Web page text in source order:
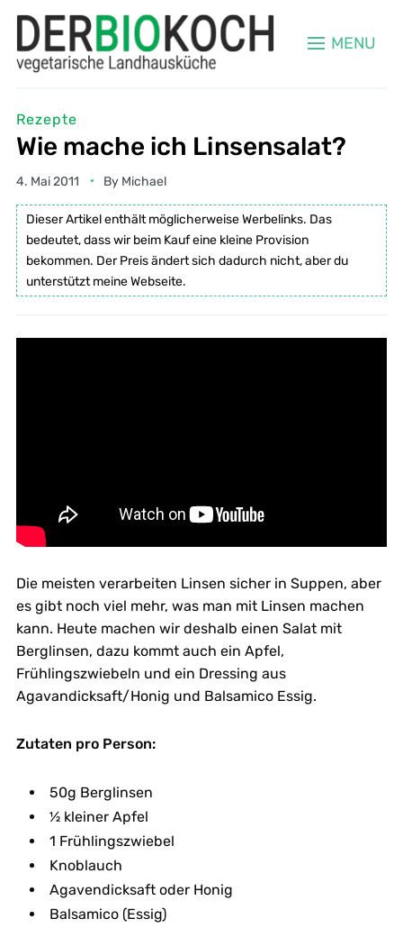
MENU
Rezepte
Wie mache ich Linsensalat?
4. Mai 2011 By Michael
Dieser Artikel enthält möglicherweise Werbelinks. Das
bedeutet, dass wir beim Kauf eine kleine Provision
bekommen. Der Preis ändert sich dadurch nicht, aber du
unterstützt meine Webseite.
Die meisten verarbeiten Linsen sicher in Suppen, aber
es gibt noch viel mehr, was man mit Linsen machen
kann. Heute machen wir deshalb einen Salat mit
Berglinsen, dazu kommt auch ein Apfel,
Frühlingszwiebeln und ein Dressing aus
Agavandicksaft/Honig und Balsamico Essig.
Zutaten pro Person:
50g Berglinsen
½ kleiner Apfel
1 Frühlingszwiebel
Knoblauch
Agavendicksaft oder Honig
Balsamico (Essig)